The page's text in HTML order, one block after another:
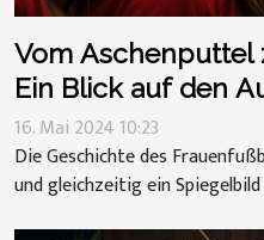
Vom Aschenputtel
Ein Blick auf den
Frauenfußballs
16. Mai 2024 10:23
Die Geschichte des
und gleichzeitig ein Spiegelbild